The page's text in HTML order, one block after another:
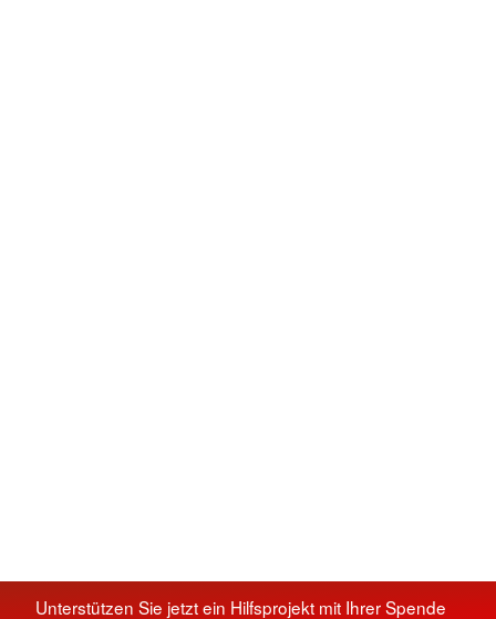
Unterstützen Sie jetzt ein Hilfsprojekt mit Ihrer Spende